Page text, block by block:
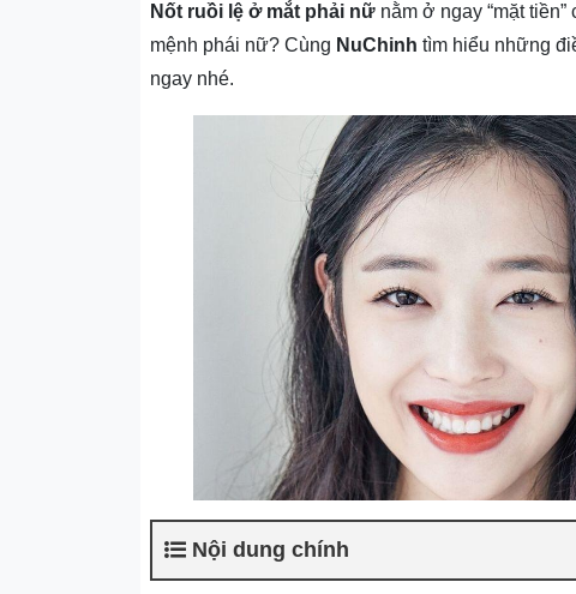
Nốt ruồi lệ ở mắt phải nữ nằm ở ngay “mặt
mệnh phái nữ? Cùng NuChinh tìm hiểu những
ngay nhé.
Nội dung chính